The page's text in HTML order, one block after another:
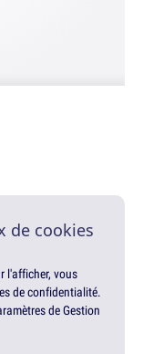
de cookies
l'afficher, vous
de confidentialité.
de Gestion